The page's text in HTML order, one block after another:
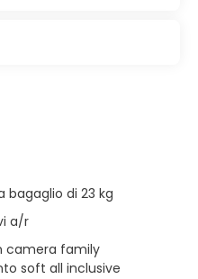
di 23 kg
a/r
camera family
soft all inclusive